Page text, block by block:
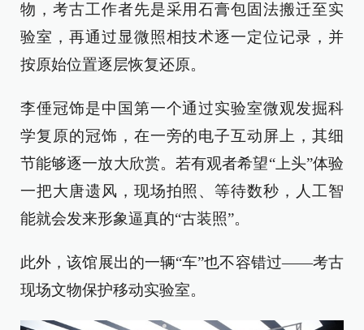
物，考古工作者先是采用石膏包固法搬迁至实
验室，再通过显微照相技术逐一定位记录，并
按原始位置逐层恢复还原。
李倕冠饰是中国第一个通过实验室微观发掘科
学复原的冠饰，在一旁的电子互动屏上，其细
节能够逐一放大欣赏。若有观者希望“上头”体验
一把大唐遗风，现场拍照、等待数秒，人工智
能就会发来形象逼真的“古装照”。
此外，该馆展出的一辆“车”也不容错过——考古
现场文物保护移动实验室。